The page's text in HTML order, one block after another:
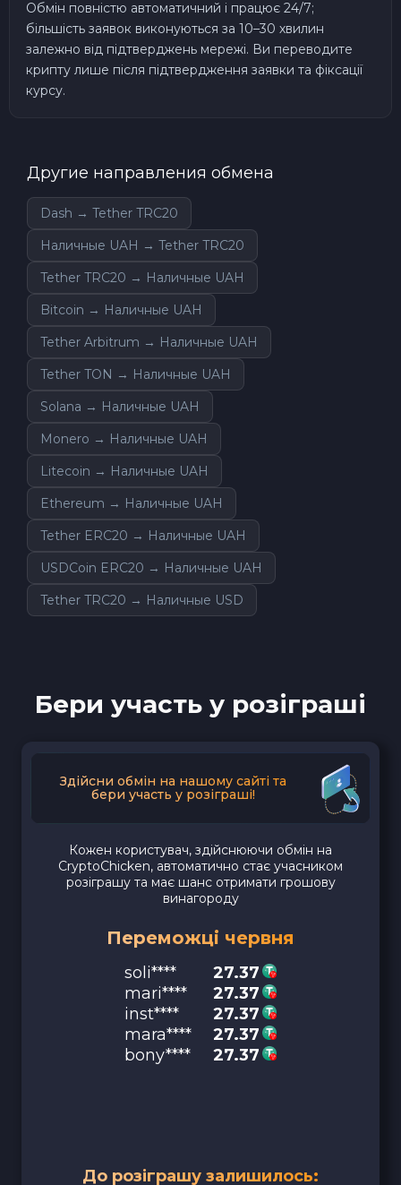
Обмін повністю автоматичний і працює 24/7;
більшість заявок виконуються за 10–30 хвилин
залежно від підтверджень мережі. Ви переводите
крипту лише після підтвердження заявки та фіксації
курсу.
Другие направления обмена
Dash → Tether TRC20
Наличные UAH → Tether TRC20
Tether TRC20 → Наличные UAH
Bitcoin → Наличные UAH
Tether Arbitrum → Наличные UAH
Tether TON → Наличные UAH
Solana → Наличные UAH
Monero → Наличные UAH
Litecoin → Наличные UAH
Ethereum → Наличные UAH
Tether ERC20 → Наличные UAH
USDCoin ERC20 → Наличные UAH
Tether TRC20 → Наличные USD
Бери участь у розіграші
Здійсни обмін на нашому сайті та
бери участь у розіграші!
Кожен користувач, здійснюючи обмін на
CryptoChicken, автоматично стає учасником
розіграшу та має шанс отримати грошову
винагороду
Переможці червня
soli****
27.37
mari****
27.37
inst****
27.37
mara****
27.37
bony****
27.37
До розіграшу залишилось: